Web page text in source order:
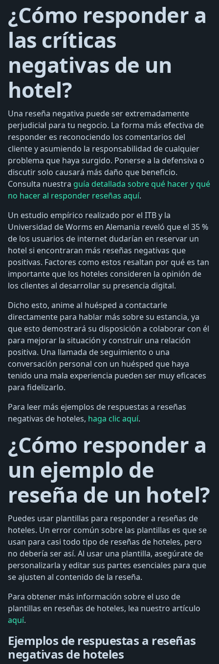
¿Cómo responder a
las críticas
negativas de un
hotel?
Una reseña negativa puede ser extremadamente
perjudicial para tu negocio. La forma más efectiva de
responder es reconociendo los comentarios del
cliente y asumiendo la responsabilidad de cualquier
problema que haya surgido. Ponerse a la defensiva o
discutir solo causará más daño que beneficio.
Consulta nuestra guía detallada sobre qué hacer y qué
no hacer al responder reseñas aquí.
Un estudio empírico realizado por el ITB y la
Universidad de Worms en Alemania reveló que el 35 %
de los usuarios de internet dudarían en reservar un
hotel si encontraran más reseñas negativas que
positivas. Factores como estos resaltan por qué es tan
importante que los hoteles consideren la opinión de
los clientes al desarrollar su presencia digital.
Dicho esto, anime al huésped a contactarle
directamente para hablar más sobre su estancia, ya
que esto demostrará su disposición a colaborar con él
para mejorar la situación y construir una relación
positiva. Una llamada de seguimiento o una
conversación personal con un huésped que haya
tenido una mala experiencia pueden ser muy eficaces
para fidelizarlo.
Para leer más ejemplos de respuestas a reseñas
negativas de hoteles, haga clic aquí.
¿Cómo responder a
un ejemplo de
reseña de un hotel?
Puedes usar plantillas para responder a reseñas de
hoteles. Un error común sobre las plantillas es que se
usan para casi todo tipo de reseñas de hoteles, pero
no debería ser así. Al usar una plantilla, asegúrate de
personalizarla y editar sus partes esenciales para que
se ajusten al contenido de la reseña.
Para obtener más información sobre el uso de
plantillas en reseñas de hoteles, lea nuestro artículo
aquí.
Ejemplos de respuestas a reseñas
negativas de hoteles